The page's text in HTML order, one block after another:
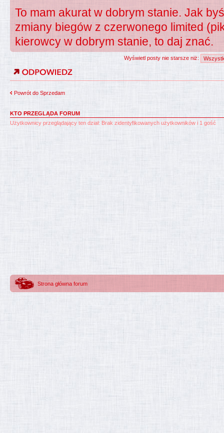
To mam akurat w dobrym stanie. Jak byś
zmiany biegów z czerwonego limited
kierowcy w dobrym stanie, to daj znać.
Wyświetl posty nie starsze niż:
Powrót do Sprzedam
KTO PRZEGLĄDA FORUM
Użytkownicy przeglądający ten dział: Brak zidentyfikowanych użytkowników i 1 gość
Strona główna forum